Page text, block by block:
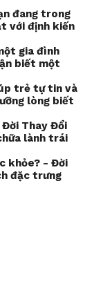
đang trong
với định kiến
gia đình
biết một
trẻ tự tin và
lòng biết
Thay Đổi
lành trái
khỏe? - Đời
đặc trưng